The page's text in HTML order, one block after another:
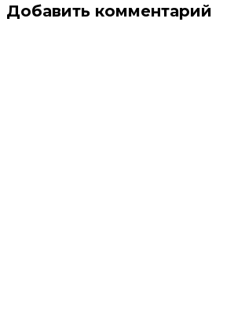
Добавить комментарий